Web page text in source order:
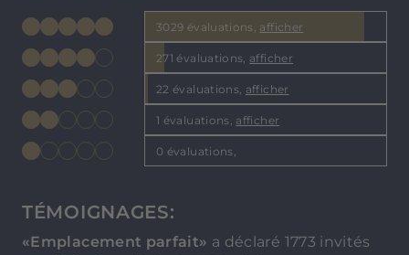
3029 évaluations, afficher
271 évaluations, afficher
22 évaluations, afficher
1 évaluations, afficher
0 évaluations,
TÉMOIGNAGES:
«Emplacement parfait» a déclaré 1773 invités